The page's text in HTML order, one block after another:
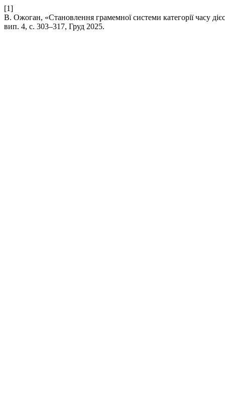
[1]
В. Ожоган, «Становлення грамемної системи категорії часу
вип. 4, с. 303–317, Груд 2025.